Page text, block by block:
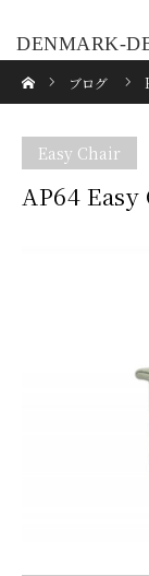
DENMARK-
ブログ
Easy Chair
AP64